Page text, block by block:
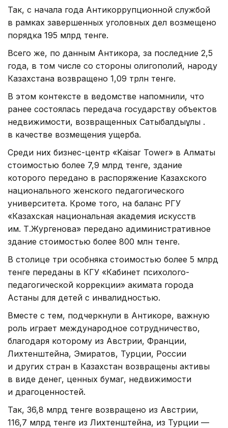
Так, с начала года Антикоррупционной службой
в рамках завершенных уголовных дел возмещено
порядка 195 млрд тенге.
Всего же, по данным Антикора, за последние 2,5
года, в том числе со стороны олигополий, народу
Казахстана возвращено 1,09 трлн тенге.
В этом контексте в ведомстве напомнили, что
ранее состоялась передача государству объектов
недвижимости, возвращенных Сатыбалдыұлы Қ.
в качестве возмещения ущерба.
Среди них бизнес-центр «Kaisar Tower» в Алматы
стоимостью более 7,9 млрд тенге, здание
которого передано в распоряжение Казахского
национального женского педагогического
университета. Кроме того, на баланс РГУ
«Казахская национальная академия искусств
им. Т.Жургенова» передано адиминистративное
здание стоимостью более 800 млн тенге.
В столице три особняка стоимостью более 5 млрд
тенге переданы в КГУ «Кабинет психолого-
педагогической коррекции» акимата города
Астаны для детей с инвалидностью.
Вместе с тем, подчеркнули в Антикоре, важную
роль играет международное сотрудничество,
благодаря которому из Австрии, Франции,
Лихтенштейна, Эмиратов, Турции, России
и других стран в Казахстан возвращены активы
в виде денег, ценных бумаг, недвижимости
и драгоценностей.
Так, 36,8 млрд тенге возвращено из Австрии,
116,7 млрд тенге из Лихтенштейна, из Турции —